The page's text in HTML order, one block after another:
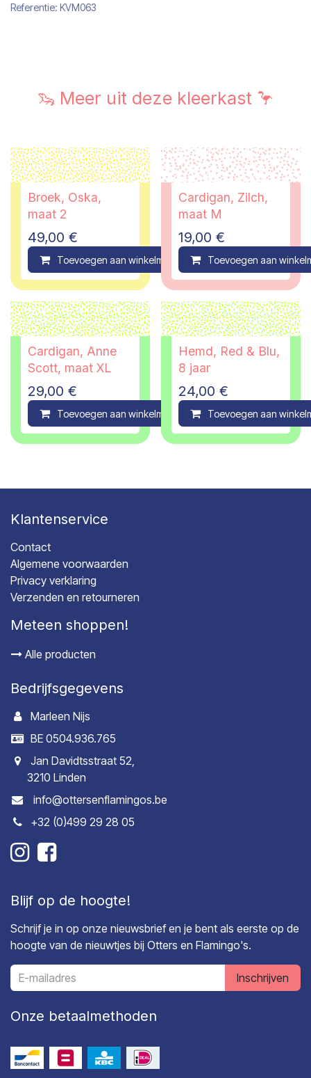
Referentie: KVM063
🦦 Meer uit deze kleerkast 🦩
Broek, Oska,
maat 2
49,00 €
Toevoegen aan winkelmandje Compare
Cardigan, Zilch,
maat M
19,00 €
Toevoegen aan
Cardigan, Anne
Scott, maat XL
29,00 €
Toevoegen aan winkelmandje Compare
Hemd, Red & Blu,
8 jaar
24,00 €
Toevoegen aan
Klantenservice
Contact
Algemene voorwaarden
Privacy verklaring
Verzenden en retourneren
Meteen shoppen!
Alle producten
Bedrijfsgegevens
Marleen Nijs
BE 0504.936.765
Jan Davidtsstraat 52,
3210 Linden
info@ottersenflamingos.be
+32 (0)499 29 28 05
Blijf op de hoogte!
Schrijf je in op onze nieuwsbrief en je bent als eerste op de
hoogte van de nieuwtjes bij Otters en Flamingo's.
Inschrijven
Onze betaalmethoden